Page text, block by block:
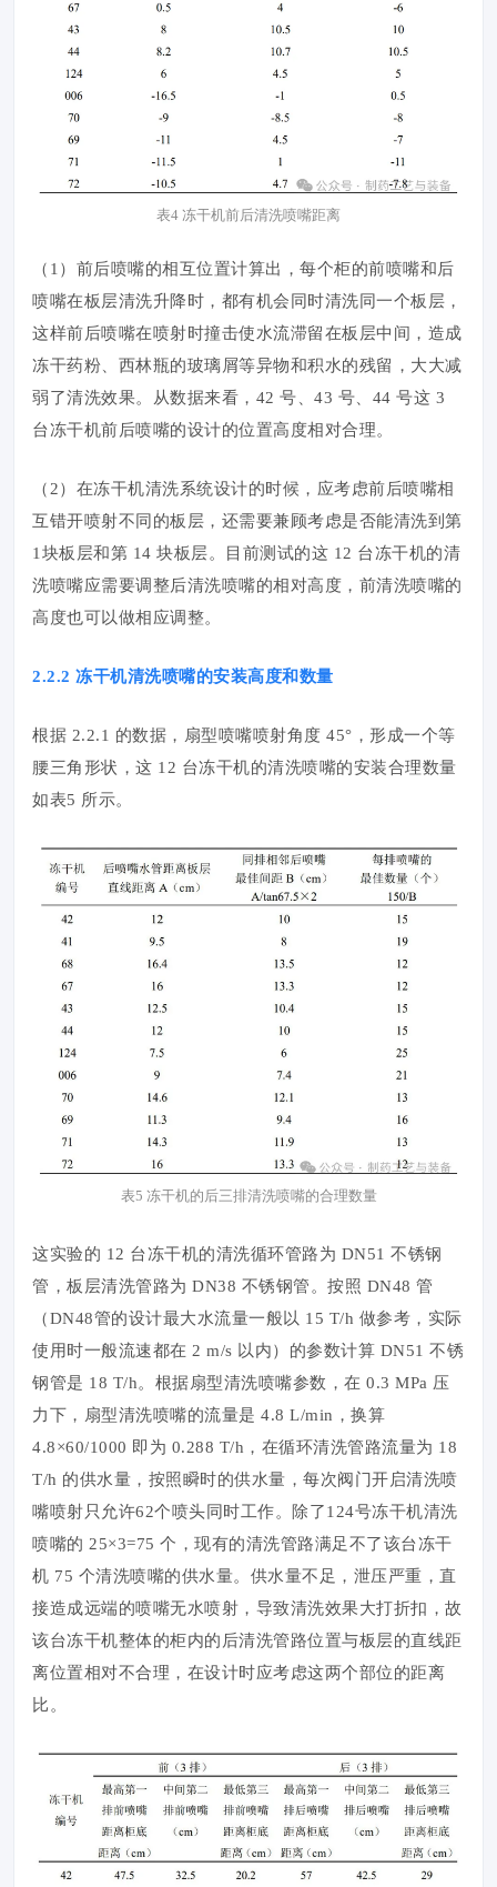
表4 冻干机前后清洗喷嘴距离
（1）前后喷嘴的相互位置计算出，每个柜的前喷嘴和后
喷嘴在板层清洗升降时，都有机会同时清洗同一个板层，
这样前后喷嘴在喷射时撞击使水流滞留在板层中间，造成
冻干药粉、西林瓶的玻璃屑等异物和积水的残留，大大减
弱了清洗效果。从数据来看，42 号、43 号、44 号这 3
台冻干机前后喷嘴的设计的位置高度相对合理。
（2）在冻干机清洗系统设计的时候，应考虑前后喷嘴相
互错开喷射不同的板层，还需要兼顾考虑是否能清洗到第
1块板层和第 14 块板层。目前测试的这 12 台冻干机的清
洗喷嘴应需要调整后清洗喷嘴的相对高度，前清洗喷嘴的
高度也可以做相应调整。
2.2.2 冻干机清洗喷嘴的安装高度和数量
根据 2.2.1 的数据，扇型喷嘴喷射角度 45°，形成一个等
腰三角形状，这 12 台冻干机的清洗喷嘴的安装合理数量
如表5 所示。
表5 冻干机的后三排清洗喷嘴的合理数量
这实验的 12 台冻干机的清洗循环管路为 DN51 不锈钢
管，板层清洗管路为 DN38 不锈钢管。按照 DN48 管
（DN48管的设计最大水流量一般以 15 T/h 做参考，实际
使用时一般流速都在 2 m/s 以内）的参数计算 DN51 不锈
钢管是 18 T/h。根据扇型清洗喷嘴参数，在 0.3 MPa 压
力下，扇型清洗喷嘴的流量是 4.8 L/min，换算
4.8×60/1000 即为 0.288 T/h，在循环清洗管路流量为 18
T/h 的供水量，按照瞬时的供水量，每次阀门开启清洗喷
嘴喷射只允许62个喷头同时工作。除了124号冻干机清洗
喷嘴的 25×3=75 个，现有的清洗管路满足不了该台冻干
机 75 个清洗喷嘴的供水量。供水量不足，泄压严重，直
接造成远端的喷嘴无水喷射，导致清洗效果大打折扣，故
该台冻干机整体的柜内的后清洗管路位置与板层的直线距
离位置相对不合理，在设计时应考虑这两个部位的距离
比。